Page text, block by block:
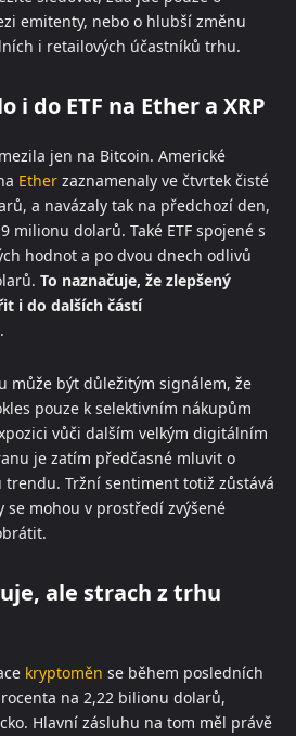
emitenty, nebo o hlubší změnu
i retailových účastníků trhu.
i do ETF na Ether a XRP
jen na Bitcoin. Americké
Ether zaznamenaly ve čtvrtek čisté
a navázaly tak na předchozí den,
milionu dolarů. Také ETF spojené s
hodnot a po dvou dnech odlivů
To naznačuje, že zlepšený
i do dalších částí
.
může být důležitým signálem, že
pouze k selektivním nákupům
vůči dalším velkým digitálním
je zatím předčasné mluvit o
Tržní sentiment totiž zůstává
se mohou v prostředí zvýšené
ale strach z trhu
kryptoměn se během posledních
na 2,22 bilionu dolarů,
Hlavní zásluhu na tom měl právě